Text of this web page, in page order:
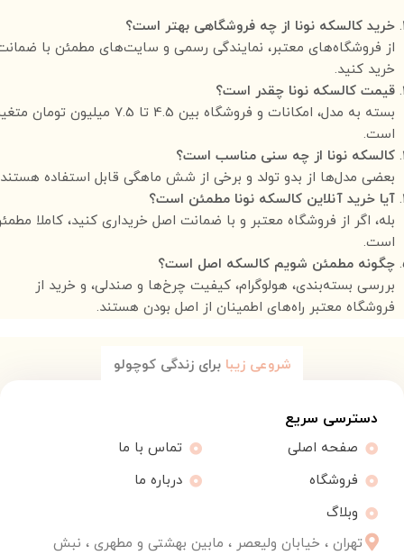
خرید کالسکه نونا از چه فروشگاهی بهتر است؟
از فروشگاه‌های معتبر، نمایندگی رسمی و سایت‌های مطمئن با
خرید کنید.
قیمت کالسکه نونا چقدر است؟
بسته به مدل، امکانات و فروشگاه بین 4.5 تا 7.5 میلیون تومان
است.
کالسکه نونا از چه سنی مناسب است؟
بعضی مدل‌ها از بدو تولد و برخی از شش ماهگی قابل استفاده
آیا خرید آنلاین کالسکه نونا مطمئن است؟
بله، اگر از فروشگاه معتبر و با ضمانت اصل خریداری کنید، کاملا
است.
چگونه مطمئن شویم کالسکه اصل است؟
بررسی بسته‌بندی، هولوگرام، کیفیت چرخ‌ها و صندلی، و خرید از
فروشگاه معتبر راه‌های اطمینان از اصل بودن هستند.
شروعی زیبابرای زندگی کوچولو
دسترسی سریع
صفحه اصلی
فروشگاه
وبلاگ
تماس با ما
درباره ما
تهران ، خیابان ولیعصر ، مابین بهشتی و مطهری ، نبش